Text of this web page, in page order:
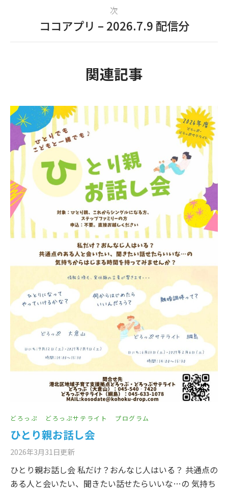
次
ココアプリ – 2026.7.9 配信分
関連記事
どろっぷ どろっぷサテライト プログラム
ひとり親お話し会
2026年3月31日更新
ひとり親お話し会 私だけ？おんなじ人はいる？ 共通点の
ある人と会いたい、聞きたい話せたらいいな…の 気持ち